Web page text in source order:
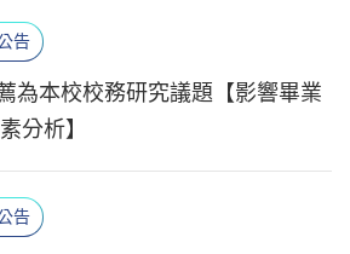
告
為本校校務研究議題【影響畢業
分析】
告